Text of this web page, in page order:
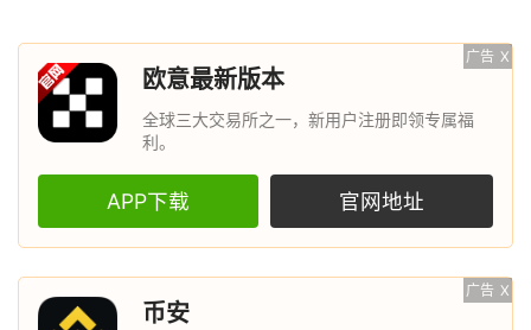
广告 X
欧意最新版本
全球三大交易所之一，新用户注册即领专属福
利。
APP下载 官网地址
广告 X
币安